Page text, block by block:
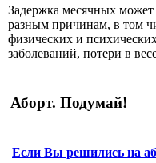
Задержка месячных может
разным причинам, в том
физических и
заболеваний, потери в
Аборт. Подумай!
Если Вы решились на